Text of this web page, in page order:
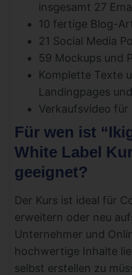
insgesamt 27
10 fertige Blog-
21 Social Media
59 Mockups und
Komplette Texte
Landingpages
Verkaufsvideo für
Für wen ist
White Label
geeignet?
Der Kurs ist ideal für
erweitern oder neu
Unternehmer und
hochwertige Inhalte
selbst erstellen zu